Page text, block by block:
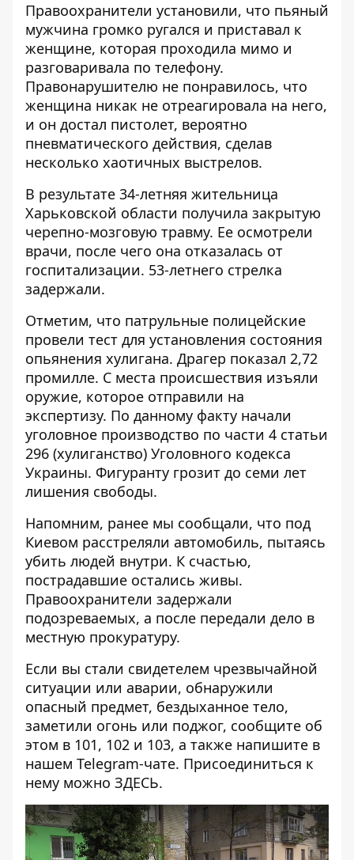
Правоохранители установили, что пьяный
мужчина громко ругался и приставал к
женщине, которая проходила мимо и
разговаривала по телефону.
Правонарушителю не понравилось, что
женщина никак не отреагировала на него,
и он достал пистолет, вероятно
пневматического действия, сделав
несколько хаотичных выстрелов.
В результате 34-летняя жительница
Харьковской области получила закрытую
черепно-мозговую травму. Ее осмотрели
врачи, после чего она отказалась от
госпитализации. 53-летнего стрелка
задержали.
Отметим, что патрульные полицейские
провели тест для установления состояния
опьянения хулигана. Драгер показал 2,72
промилле. С места происшествия изъяли
оружие, которое отправили на
экспертизу. По данному факту начали
уголовное производство по части 4 статьи
296 (хулиганство) Уголовного кодекса
Украины. Фигуранту грозит до семи лет
лишения свободы.
Напомним, ранее мы сообщали, что под
Киевом расстреляли автомобиль, пытаясь
убить людей внутри. К счастью,
пострадавшие остались живы.
Правоохранители задержали
подозреваемых, а после передали дело в
местную прокуратуру.
Если вы стали свидетелем чрезвычайной
ситуации или аварии, обнаружили
опасный предмет, бездыханное тело,
заметили огонь или поджог, сообщите об
этом в 101, 102 и 103, а также напишите в
нашем Telegram-чате. Присоединиться к
нему можно ЗДЕСЬ.